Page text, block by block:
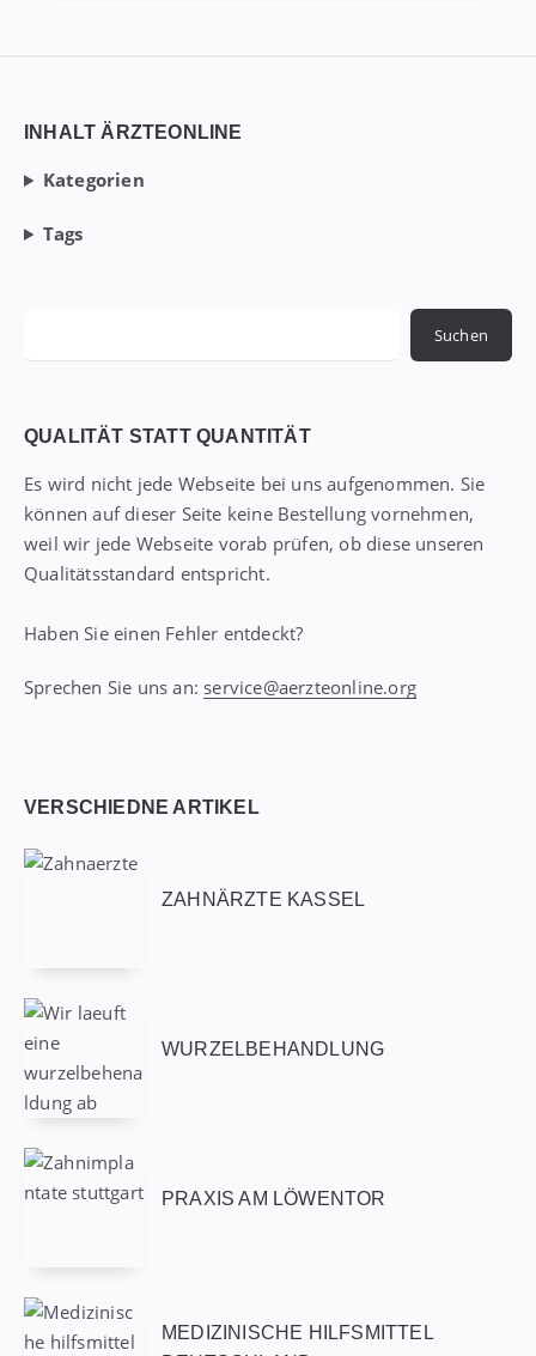
Widgets
INHALT ÄRZTEONLINE
Kategorien
Tags
Suchen
QUALITÄT STATT QUANTITÄT
Es wird nicht jede Webseite bei uns aufgenommen. Sie
können auf dieser Seite keine Bestellung vornehmen,
weil wir jede Webseite vorab prüfen, ob diese unseren
Qualitätsstandard entspricht.
Haben Sie einen Fehler entdeckt?
Sprechen Sie uns an: service@aerzteonline.org
VERSCHIEDNE ARTIKEL
ZAHNÄRZTE KASSEL
WURZELBEHANDLUNG
PRAXIS AM LÖWENTOR
MEDIZINISCHE HILFSMITTEL